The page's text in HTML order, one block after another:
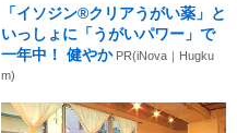
「イソジン®クリアうがい薬」と
いっしょに「うがいパワー」で
一年中！ 健やか PR(iNova｜Hugku
m)